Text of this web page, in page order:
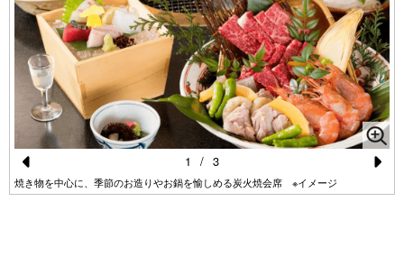
Pr
焼き物を中心に、季節のお造りやお鍋を愉しめる炭火焼会席 ※イメージ
1 / 3